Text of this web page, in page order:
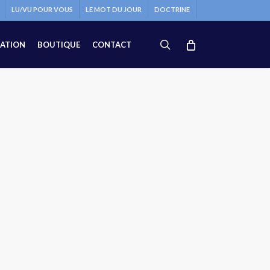
LU/VU POUR VOUS LE MOT DU JOUR DOCTRINE
BOUTIQUE CONTACT search